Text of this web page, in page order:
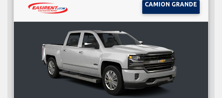
CAMION GRANDE